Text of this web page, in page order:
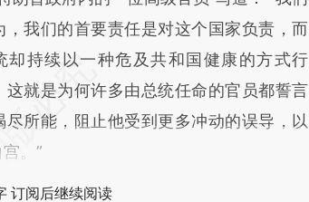
，我们的首要责任是对这个国家负责，而
却持续以一种危及共和国健康的方式行
这就是为何许多由总统任命的官员都誓言
尽所能，阻止他受到更多冲动的误导，以
。”
订阅后继续阅读